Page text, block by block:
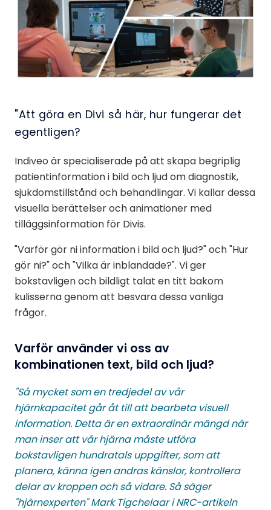
"Att göra en Divi så här, hur fungerar det
egentligen?
Indiveo är specialiserade på att skapa begriplig
patientinformation i bild och ljud om diagnostik,
sjukdomstillstånd och behandlingar. Vi kallar dessa
visuella berättelser och animationer med
tilläggsinformation för Divis.
"Varför gör ni information i bild och ljud?" och "Hur
gör ni?" och "Vilka är inblandade?". Vi ger
bokstavligen och bildligt talat en titt bakom
kulisserna genom att besvara dessa vanliga
frågor.
Varför använder vi oss av
kombinationen text, bild och ljud?
"Så mycket som en tredjedel av vår
hjärnkapacitet går åt till att bearbeta visuell
information. Detta är en extraordinär mängd när
man inser att vår hjärna måste utföra
bokstavligen hundratals uppgifter, som att
planera, känna igen andras känslor, kontrollera
delar av kroppen och så vidare. Så säger
"hjärnexperten" Mark Tigchelaar i NRC-artikeln